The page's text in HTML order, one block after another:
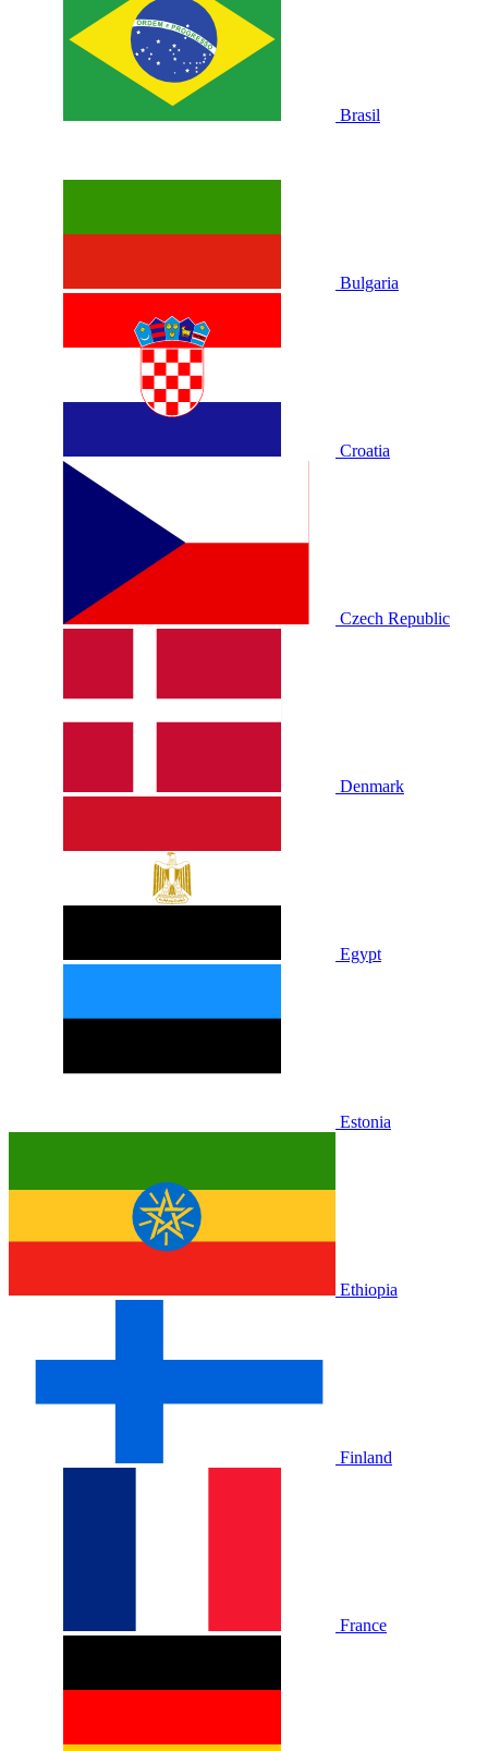
Brasil
Bulgaria
Croatia
Czech Republic
Denmark
Egypt
Estonia
Ethiopia
Finland
France